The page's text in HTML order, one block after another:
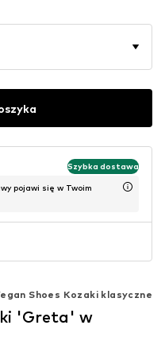
Szybka dostawa
pojawi się w Twoim
Shoes Kozaki klasyczne
'Greta' w